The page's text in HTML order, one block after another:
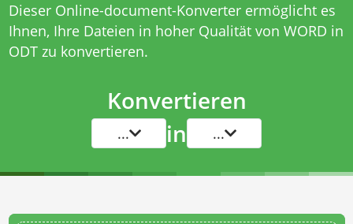
Dieser Online-document-Konverter ermöglicht es
Ihnen, Ihre Dateien in hoher Qualität von WORD in
ODT zu konvertieren.
Konvertieren
... in ...